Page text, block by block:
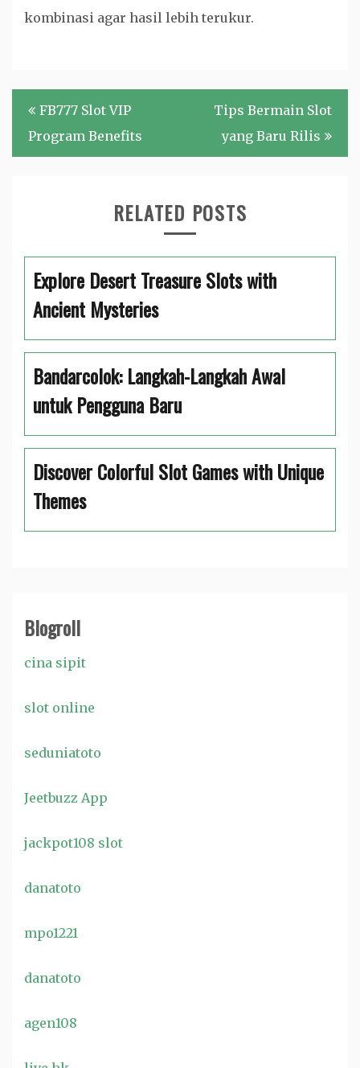
kombinasi agar hasil lebih terukur.
Post
navigation
FB777 Slot VIP
Program Benefits
Tips Bermain Slot
yang Baru Rilis
RELATED POSTS
Explore Desert Treasure Slots with
Ancient Mysteries
Bandarcolok: Langkah-Langkah Awal
untuk Pengguna Baru
Discover Colorful Slot Games with Unique
Themes
Blogroll
cina sipit
slot online
seduniatoto
Jeetbuzz App
jackpot108 slot
danatoto
mpo1221
danatoto
agen108